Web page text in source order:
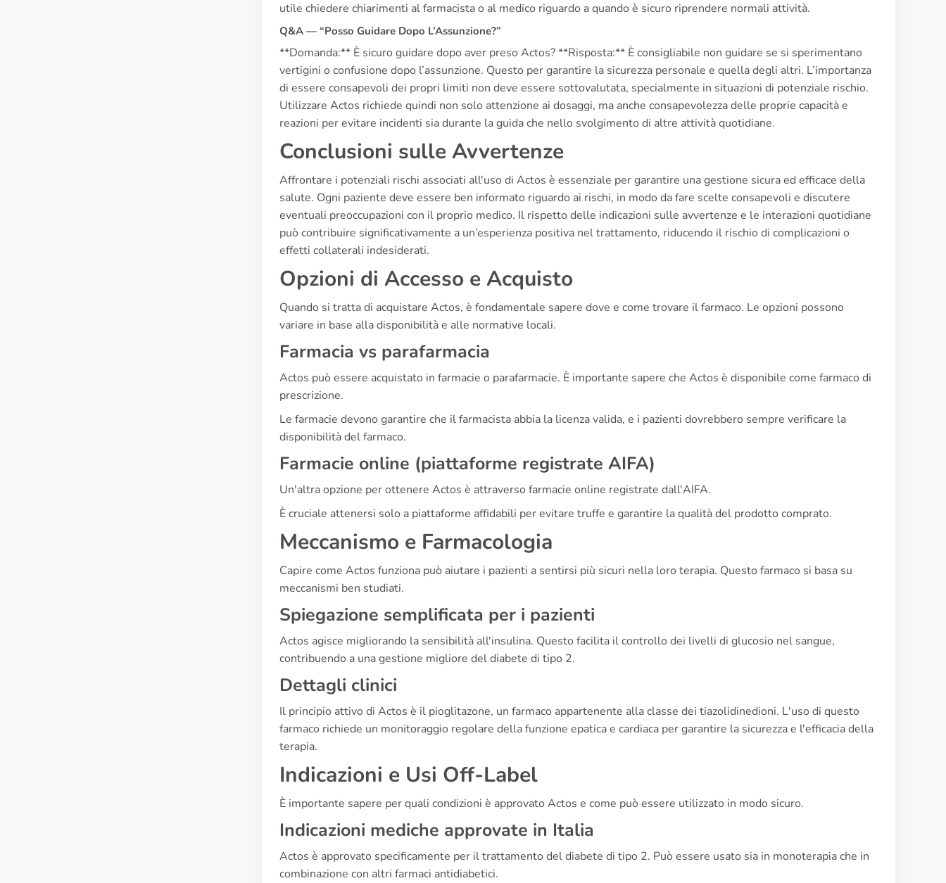
utile chiedere chiarimenti al farmacista o al medico riguardo a quando è sicuro riprendere normali attività.
Q&A — “Posso Guidare Dopo L’Assunzione?”
**Domanda:** È sicuro guidare dopo aver preso Actos? **Risposta:** È consigliabile non guidare se si sperimentano
vertigini o confusione dopo l’assunzione. Questo per garantire la sicurezza personale e quella degli altri. L’importanza
di essere consapevoli dei propri limiti non deve essere sottovalutata, specialmente in situazioni di potenziale rischio.
Utilizzare Actos richiede quindi non solo attenzione ai dosaggi, ma anche consapevolezza delle proprie capacità e
reazioni per evitare incidenti sia durante la guida che nello svolgimento di altre attività quotidiane.
Conclusioni sulle Avvertenze
Affrontare i potenziali rischi associati all'uso di Actos è essenziale per garantire una gestione sicura ed efficace della
salute. Ogni paziente deve essere ben informato riguardo ai rischi, in modo da fare scelte consapevoli e discutere
eventuali preoccupazioni con il proprio medico. Il rispetto delle indicazioni sulle avvertenze e le interazioni quotidiane
può contribuire significativamente a un’esperienza positiva nel trattamento, riducendo il rischio di complicazioni o
effetti collaterali indesiderati.
Opzioni di Accesso e Acquisto
Quando si tratta di acquistare Actos, è fondamentale sapere dove e come trovare il farmaco. Le opzioni possono
variare in base alla disponibilità e alle normative locali.
Farmacia vs parafarmacia
Actos può essere acquistato in farmacie o parafarmacie. È importante sapere che Actos è disponibile come farmaco di
prescrizione.
Le farmacie devono garantire che il farmacista abbia la licenza valida, e i pazienti dovrebbero sempre verificare la
disponibilità del farmaco.
Farmacie online (piattaforme registrate AIFA)
Un'altra opzione per ottenere Actos è attraverso farmacie online registrate dall'AIFA.
È cruciale attenersi solo a piattaforme affidabili per evitare truffe e garantire la qualità del prodotto comprato.
Meccanismo e Farmacologia
Capire come Actos funziona può aiutare i pazienti a sentirsi più sicuri nella loro terapia. Questo farmaco si basa su
meccanismi ben studiati.
Spiegazione semplificata per i pazienti
Actos agisce migliorando la sensibilità all'insulina. Questo facilita il controllo dei livelli di glucosio nel sangue,
contribuendo a una gestione migliore del diabete di tipo 2.
Dettagli clinici
Il principio attivo di Actos è il pioglitazone, un farmaco appartenente alla classe dei tiazolidinedioni. L'uso di questo
farmaco richiede un monitoraggio regolare della funzione epatica e cardiaca per garantire la sicurezza e l'efficacia della
terapia.
Indicazioni e Usi Off-Label
È importante sapere per quali condizioni è approvato Actos e come può essere utilizzato in modo sicuro.
Indicazioni mediche approvate in Italia
Actos è approvato specificamente per il trattamento del diabete di tipo 2. Può essere usato sia in monoterapia che in
combinazione con altri farmaci antidiabetici.